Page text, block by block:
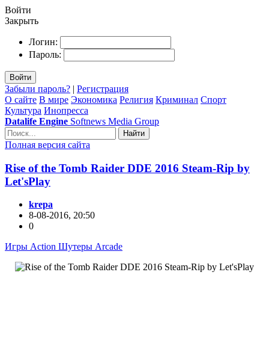
Войти
Закрыть
Логин:
Пароль:
Войти
Забыли пароль? | Регистрация
О сайте В мире Экономика Религия Криминал Спорт
Культура Инопресса
Datalife Engine Softnews Media Group
Найти
Полная версия сайта
Rise of the Tomb Raider DDE 2016 Steam-Rip by
Let'sPlay
krepa
8-08-2016, 20:50
0
Игры Action Шутеры Arcade